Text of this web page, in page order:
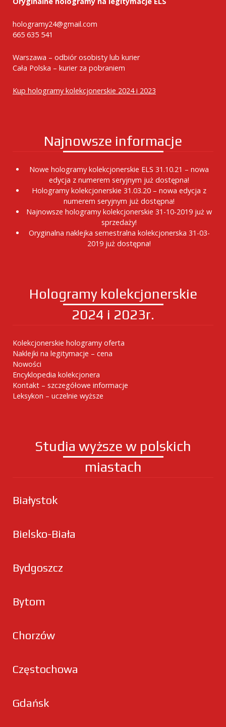
hologramy24@gmail.com
665 635 541
Warszawa – odbiór osobisty lub kurier
Cała Polska – kurier za pobraniem
Kup hologramy kolekcjonerskie 2024 i 2023
Najnowsze informacje
Nowe hologramy kolekcjonerskie ELS 31.10.21 – nowa
edycja z numerem seryjnym już dostępna!
Hologramy kolekcjonerskie 31.03.20 – nowa edycja z
numerem seryjnym już dostępna!
Najnowsze hologramy kolekcjonerskie 31-10-2019 już w
sprzedaży!
Oryginalna naklejka semestralna kolekcjonerska 31-03-
2019 już dostępna!
Hologramy kolekcjonerskie
2024 i 2023r.
Kolekcjonerskie hologramy oferta
Naklejki na legitymacje – cena
Nowości
Encyklopedia kolekcjonera
Kontakt – szczegółowe informacje
Leksykon – uczelnie wyższe
Studia wyższe w polskich
miastach
Białystok
Bielsko-Biała
Bydgoszcz
Bytom
Chorzów
Częstochowa
Gdańsk